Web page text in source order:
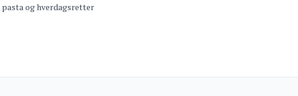
og hverdagsretter